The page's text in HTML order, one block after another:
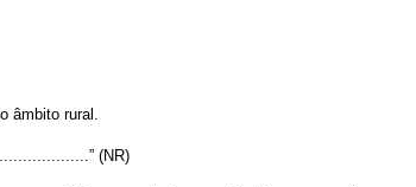
âmbito rural.
(NR)